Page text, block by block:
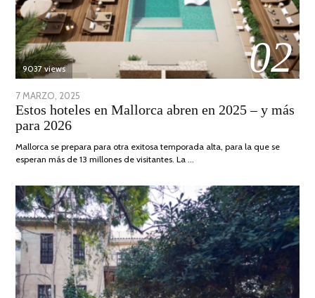
02
9037 views
POSTED
ON
7 MARZO, 2025
ABRIL,
Estos hoteles en Mallorca abren en 2025 – y más
para 2026
Mallorca se prepara para otra exitosa temporada alta, para la que se
esperan más de 13 millones de visitantes. La …